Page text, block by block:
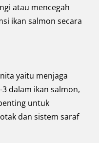
atau mencegah
ikan salmon secara
yaitu menjaga
dalam ikan salmon,
untuk
dan sistem saraf